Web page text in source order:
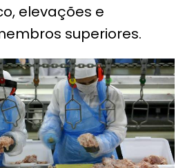
elevações e
superiores.